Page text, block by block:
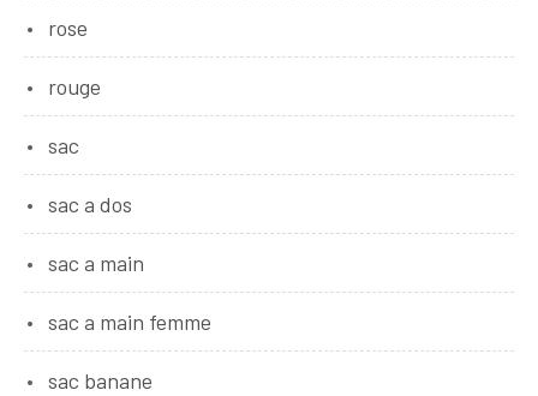
rose
rouge
sac
sac a dos
sac a main
sac a main femme
sac banane